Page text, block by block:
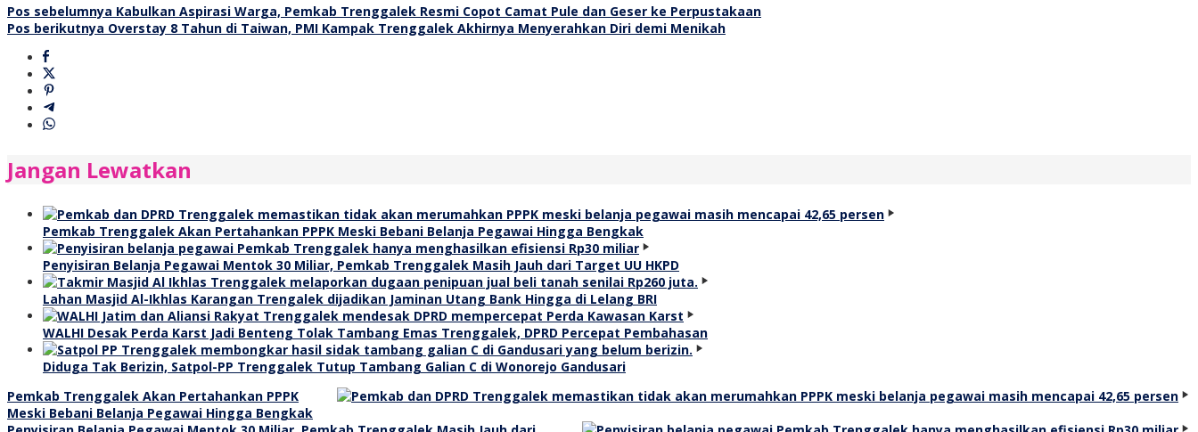
Navigasi
pos
Pos sebelumnya Kabulkan Aspirasi Warga, Pemkab Trenggalek Resmi Copot Camat Pule dan Geser ke Perpustakaan
Pos berikutnya Overstay 8 Tahun di Taiwan, PMI Kampak Trenggalek Akhirnya Menyerahkan Diri demi Menikah
Jangan Lewatkan
Pemkab Trenggalek Akan Pertahankan PPPK Meski Bebani Belanja Pegawai Hingga Bengkak
Penyisiran Belanja Pegawai Mentok 30 Miliar, Pemkab Trenggalek Masih Jauh dari Target UU HKPD
Lahan Masjid Al-Ikhlas Karangan Trengalek dijadikan Jaminan Utang Bank Hingga di Lelang BRI
WALHI Desak Perda Karst Jadi Benteng Tolak Tambang Emas Trenggalek, DPRD Percepat Pembahasan
Diduga Tak Berizin, Satpol-PP Trenggalek Tutup Tambang Galian C di Wonorejo Gandusari
Pemkab Trenggalek Akan Pertahankan PPPK
Meski Bebani Belanja Pegawai Hingga Bengkak